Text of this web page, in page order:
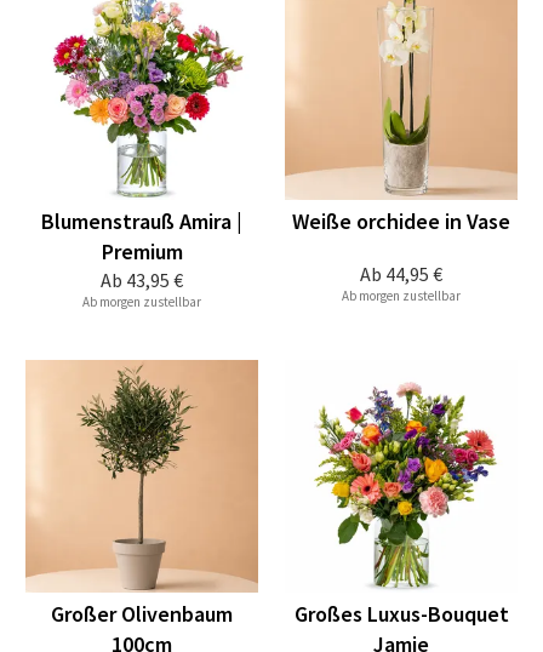
Ab 43,95 €
Blumenstrauß Amira |
Premium
Ab morgen zustellbar
Ab 44,95 €
Weiße orchidee in Vase
Ab morgen zustellbar
Großer Olivenbaum
100cm
Großes Luxus-Bouquet
Jamie